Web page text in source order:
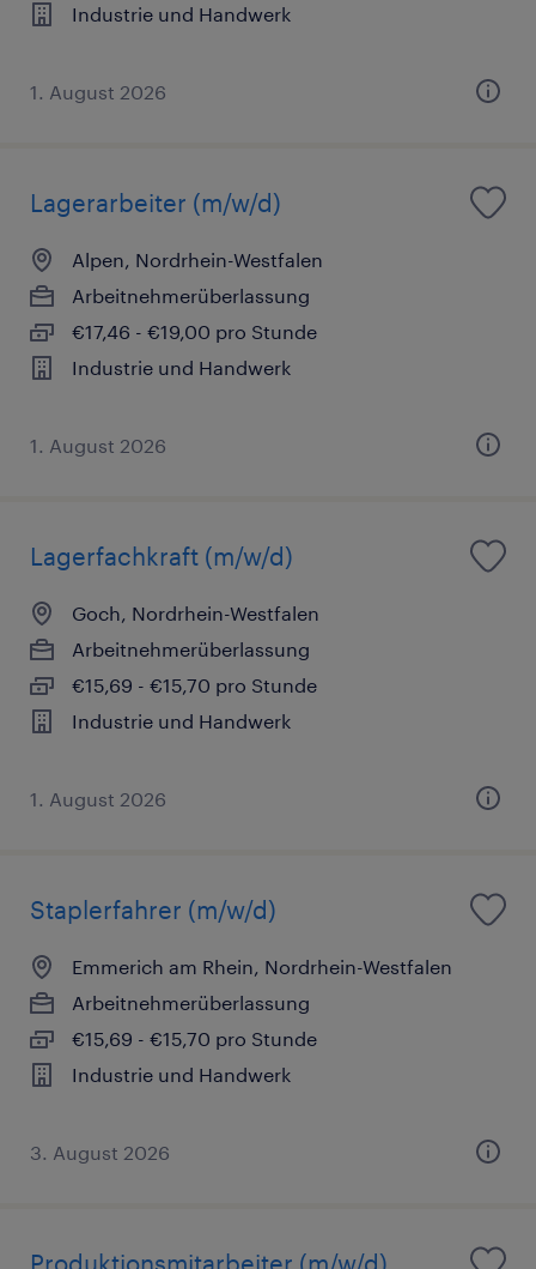
Industrie und Handwerk
1. August 2026
Lagerarbeiter (m/w/d)
Alpen, Nordrhein-Westfalen
Arbeitnehmerüberlassung
€17,46 - €19,00 pro Stunde
Industrie und Handwerk
1. August 2026
Lagerfachkraft (m/w/d)
Goch, Nordrhein-Westfalen
Arbeitnehmerüberlassung
€15,69 - €15,70 pro Stunde
Industrie und Handwerk
1. August 2026
Staplerfahrer (m/w/d)
Emmerich am Rhein, Nordrhein-Westfalen
Arbeitnehmerüberlassung
€15,69 - €15,70 pro Stunde
Industrie und Handwerk
3. August 2026
Produktionsmitarbeiter (m/w/d)